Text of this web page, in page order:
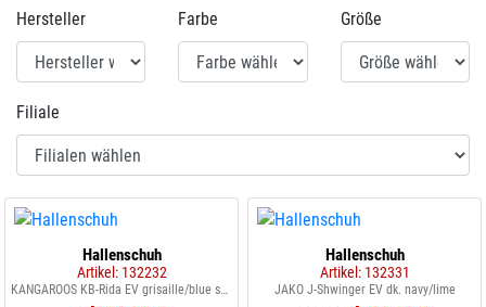
Hersteller Farbe Größe
Filiale
Hallenschuh
Artikel: 132232
KANGAROOS KB-Rida EV grisaille/blue sky 4315
Hallenschuh
Artikel: 132331
JAKO J-Shwinger EV dk. navy/lime